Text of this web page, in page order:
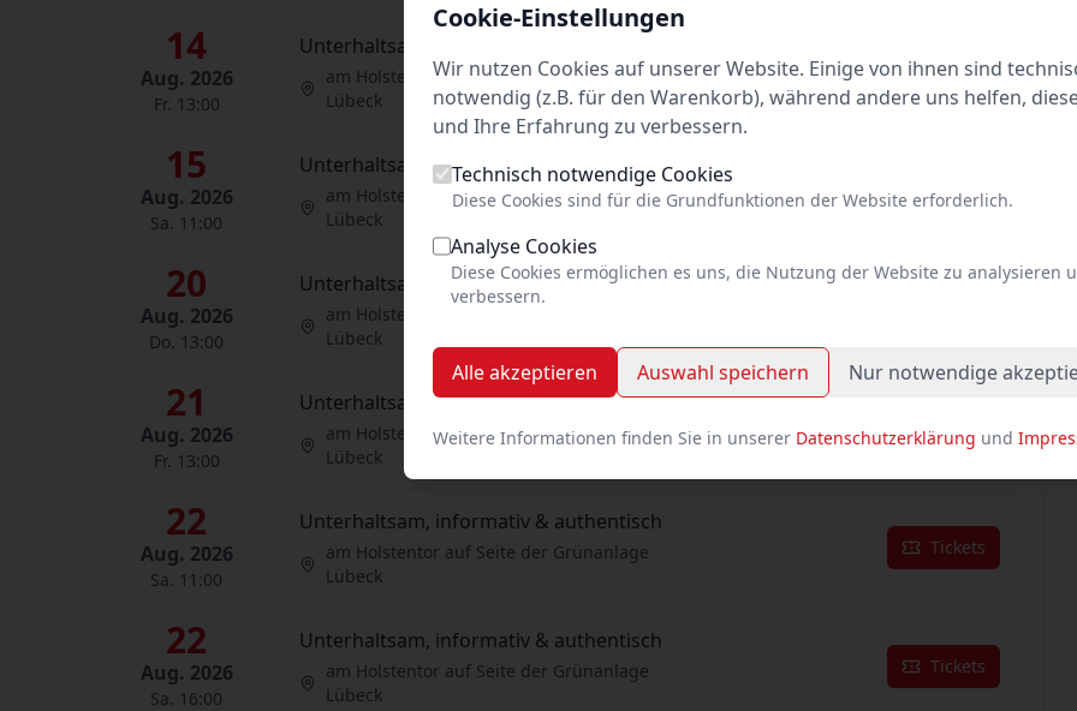
14
Aug. 2026
Fr. 13:00
Unterhaltsam, informativ & authentisch
am Holstentor auf Seite der Grünanlage
Lübeck
Tickets
15
Aug. 2026
Sa. 11:00
Unterhaltsam, informativ & authentisch
am Holstentor auf Seite der Grünanlage
Lübeck
Tickets
20
Aug. 2026
Do. 13:00
Unterhaltsam, informativ & authentisch
am Holstentor auf Seite der Grünanlage
Lübeck
21
Aug. 2026
Fr. 13:00
Unterhaltsam, informativ & authentisch
am Holstentor auf Seite der Grünanlage
Lübeck
Tickets
22
Aug. 2026
Sa. 11:00
Unterhaltsam, informativ & authentisch
am Holstentor auf Seite der Grünanlage
Lübeck
Tickets
22
Aug. 2026
Sa. 16:00
Unterhaltsam, informativ & authentisch
am Holstentor auf Seite der Grünanlage
Lübeck
Tickets
Cookie-Einstellungen
Wir nutzen Cookies auf unserer Website. Einige von ihnen sind
notwendig (z.B. für den Warenkorb), während andere uns helfen,
und Ihre Erfahrung zu verbessern.
Technisch notwendige Cookies
Diese Cookies sind für die Grundfunktionen der Website erforderlich.
Analyse Cookies
Diese Cookies ermöglichen es uns, die Nutzung der Website zu analysieren
verbessern.
Alle akzeptieren Auswahl speichern Nur notwendige
Weitere Informationen finden Sie in unserer Datenschutzerklärung und